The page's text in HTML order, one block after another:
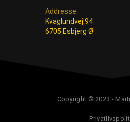
Addresse:
Kvaglundvej 94
6705 Esbjerg Ø
Copyright © 2023 -